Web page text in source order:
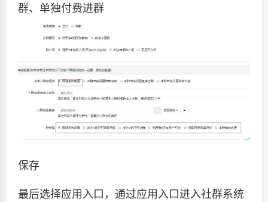
群、单独付费进群
保存
最后选择应用入口，通过应用入口进入社群系统